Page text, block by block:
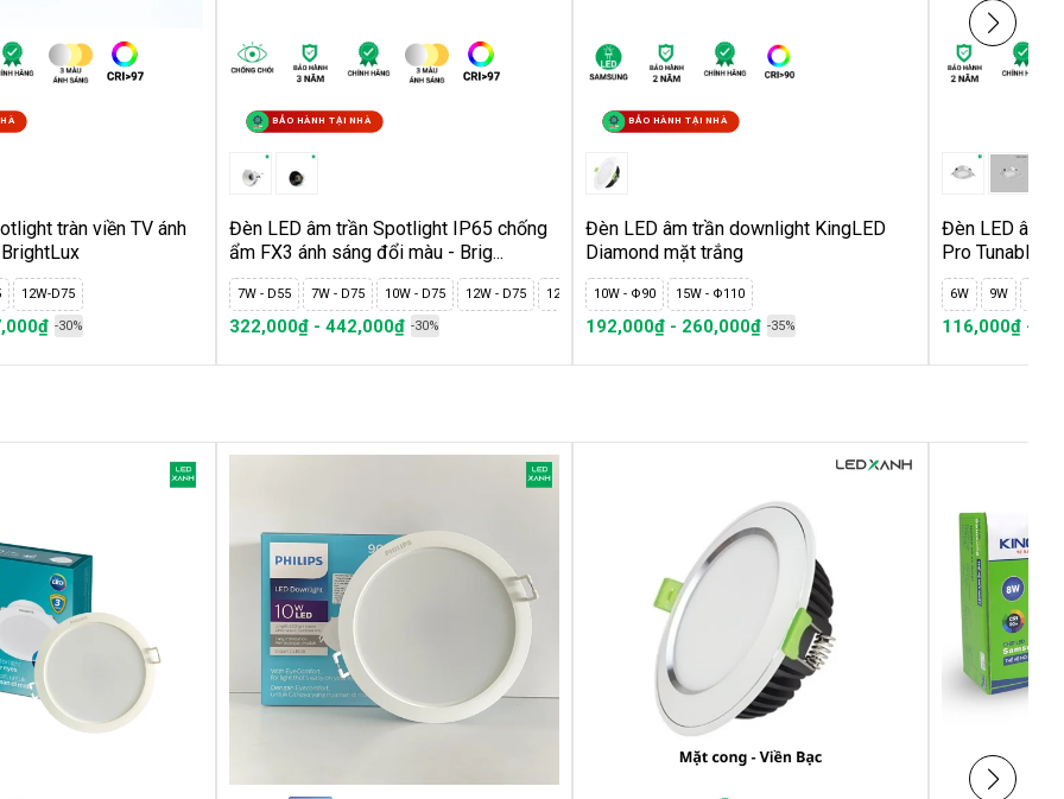
tem bảo hành
đèn phụ thuộc vào yêu cầu sử dụng.
bản vẽ thiết kế hoặc thiết kế theo kiểu dáng của
lỗ khoét của đèn và nhỏ hơn kích thước mặt đèn.
dây dẫn của đèn)
hồ vào đui đèn.
kiểm tra độ sáng và góc chiếu của đèn. Thực
cho trần nhà.
về số lượng bóng đèn cần thiết để có lượng ánh
việc tính chi phí và chủ động trong mua sắm,
Xanhđể tính toán số lượng đèn hợp lý cho không
tràn viền TV ánh
12W-D75
-30%
BẢO HÀNH TẠI NHÀ
Đèn LED âm trần Spotlight IP65 chống
ẩm FX3 ánh sáng đổi màu - Brig...
7W - D55 7W - D75 10W - D75 12W - D75 12W- D95
322,000₫ - 442,000₫ -30%
BẢO HÀNH TẠI NHÀ
Đèn LED âm trần downlight KingLED
Diamond mặt trắng
10W - Φ90 15W - Φ110
192,000₫ - 260,000₫ -35%
Đèn LED âm
Pro Tunable
6W 9W
116,000₫ -